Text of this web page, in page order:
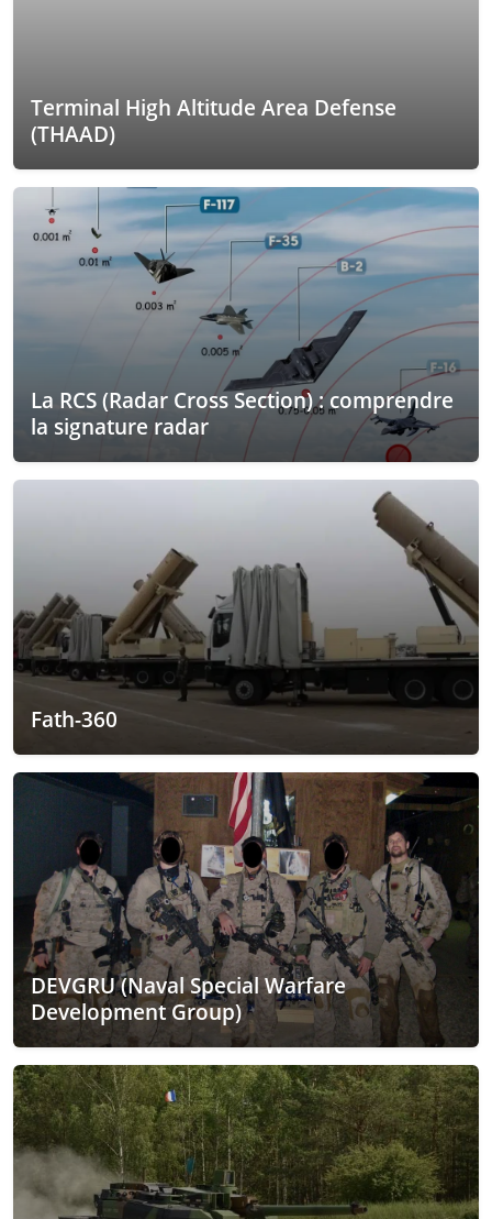
Terminal High Altitude Area Defense
(THAAD)
La RCS (Radar Cross Section) : comprendre
la signature radar
Fath-360
DEVGRU (Naval Special Warfare
Development Group)